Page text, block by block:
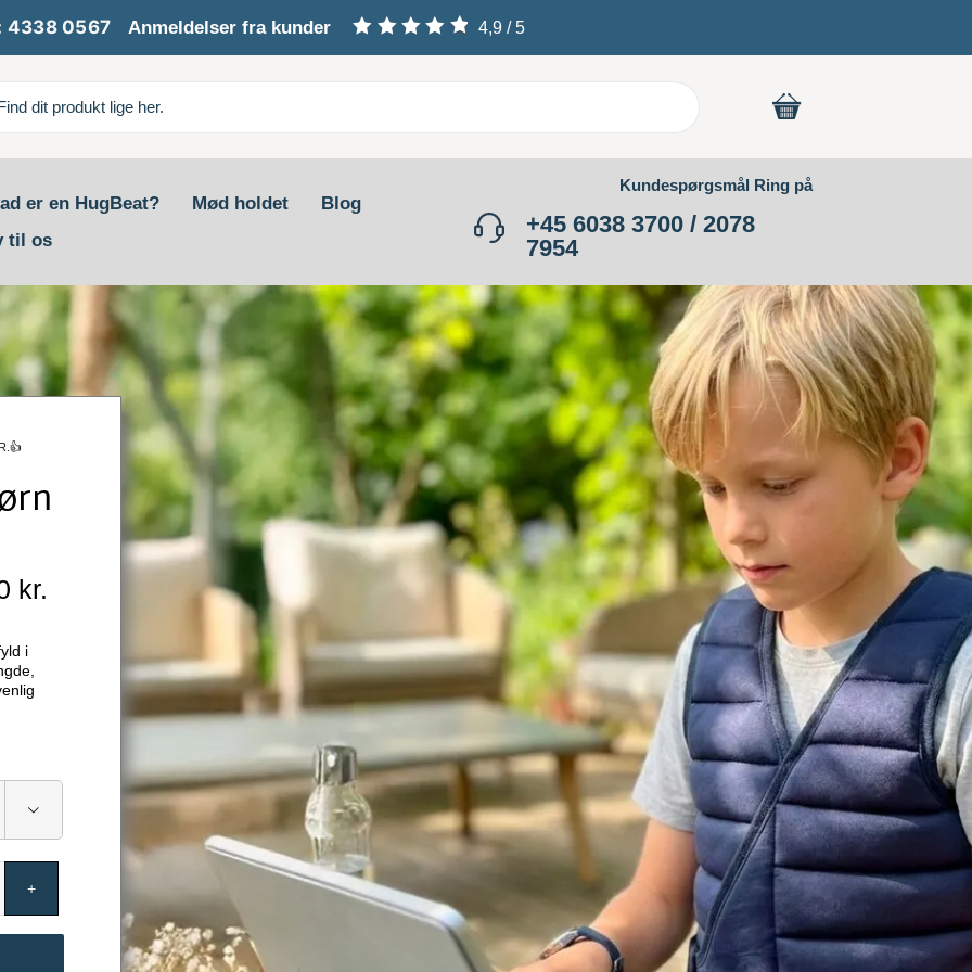
4338 0567 Anmeldelser fra kunder 4,9 /5
er en HugBeat? Mød holdet
Blog
til os
Kundespørgsmål Ring på
+45 6038 3700 / 2078
7954
kr.
2,625.00 kr.
i
